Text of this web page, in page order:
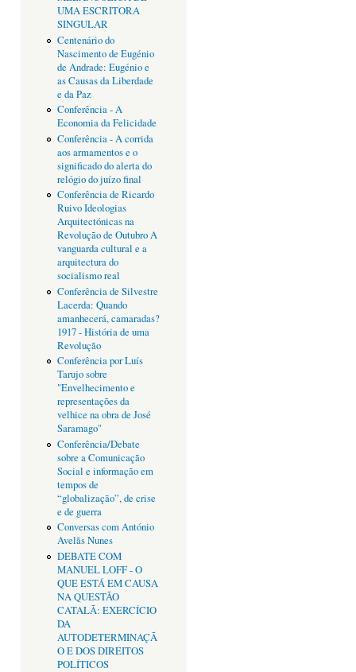
UMA ESCRITORA
SINGULAR
Centenário do
Nascimento de Eugénio
de Andrade: Eugénio e
as Causas da Liberdade
e da Paz
Conferência - A
Economia da Felicidade
Conferência - A corrida
aos armamentos e o
significado do alerta do
relógio do juízo final
Conferência de Ricardo
Ruivo Ideologias
Arquitectónicas na
Revolução de Outubro A
vanguarda cultural e a
arquitectura do
socialismo real
Conferência de Silvestre
Lacerda: Quando
amanhecerá, camaradas?
1917 - História de uma
Revolução
Conferência por Luís
Tarujo sobre
"Envelhecimento e
representações da
velhice na obra de José
Saramago"
Conferência/Debate
sobre a Comunicação
Social e informação em
tempos de
“globalização”, de crise
e de guerra
Conversas com António
Avelãs Nunes
DEBATE COM
MANUEL LOFF - O
QUE ESTÁ EM CAUSA
NA QUESTÃO
CATALÃ: EXERCÍCIO
DA
AUTODETERMINAÇÃ
O E DOS DIREITOS
POLÍTICOS